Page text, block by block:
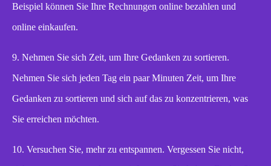
Beispiel können Sie Ihre Rechnungen online bezahlen und
online einkaufen.
9. Nehmen Sie sich Zeit, um Ihre Gedanken zu sortieren.
Nehmen Sie sich jeden Tag ein paar Minuten Zeit, um Ihre
Gedanken zu sortieren und sich auf das zu konzentrieren, was
Sie erreichen möchten.
10. Versuchen Sie, mehr zu entspannen. Vergessen Sie nicht,